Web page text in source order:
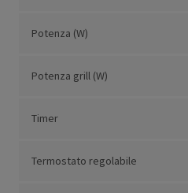
Potenza (W)
Potenza grill (W)
Timer
Termostato regolabile